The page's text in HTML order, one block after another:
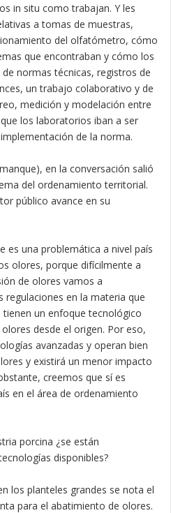
in situ como trabajan. Y les
a tomas de muestras,
del olfatómetro, cómo
que encontraban y cómo los
normas técnicas, registros de
un trabajo colaborativo y de
medición y modelación entre
los laboratorios iban a ser
de la norma.
en la conversación salió
del ordenamiento territorial.
público avance en su
es una problemática a nivel país
olores, porque difícilmente a
de olores vamos a
regulaciones en la materia que
un enfoque tecnológico
desde el origen. Por eso,
avanzadas y operan bien
y existirá un menor impacto
creemos que sí es
en el área de ordenamiento
porcina ¿se están
disponibles?
los planteles grandes se nota el
para el abatimiento de olores.